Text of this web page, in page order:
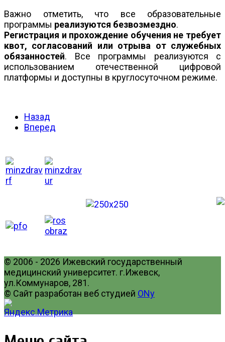
Важно отметить, что все образовательные
программы реализуются безвозмездно.
Регистрация и прохождение обучения не требует
квот, согласований или отрыва от служебных
обязанностей. Все программы реализуются с
использованием отечественной цифровой
платформы и доступны в круглосуточном режиме.
Назад
Вперед
© 2006 - 2026 Ижевский государственный
медицинский университет. г.Ижевск,
ул.Коммунаров, 281.
© Сайт разработан веб студией ONy